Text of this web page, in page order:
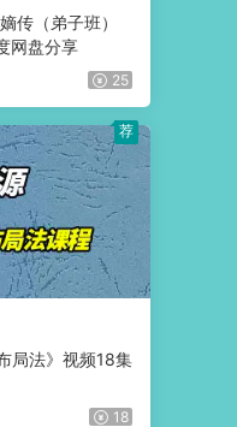
传（弟子班）
网盘分享
25
局法》视频18集
18
荐